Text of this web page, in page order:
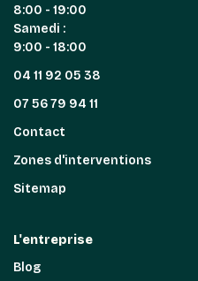
8:00 - 19:00
Samedi :
9:00 - 18:00
04 11 92 05 38
07 56 79 94 11
Contact
Zones d'interventions
Sitemap
L'entreprise
Blog